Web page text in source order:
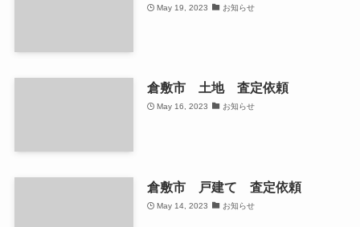
May 19, 2023 お知らせ
倉敷市 土地 査定依頼
May 16, 2023 お知らせ
倉敷市 戸建て 査定依頼
May 14, 2023 お知らせ